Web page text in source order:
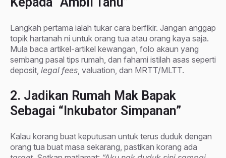
Langkah pertama ialah tukar cara berfikir. Jangan anggap
topik hartanah ni untuk orang tua atau orang kaya saja.
Mula baca artikel-artikel kewangan, folo akaun yang
sembang pasal tips rumah, dan fahami istilah asas seperti
deposit, legal fees , valuation, dan MRTT/MLTT.
2. Jadikan Rumah Mak Bapak
Sebagai “Inkubator Simpanan”
Kalau korang buat keputusan untuk terus duduk dengan
orang tua buat masa sekarang, pastikan korang ada